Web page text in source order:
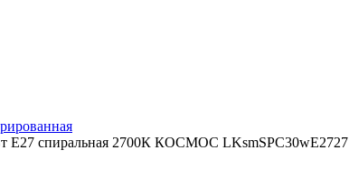
E27 спиральная 2700К КОСМОС LKsmSPC30wE2727